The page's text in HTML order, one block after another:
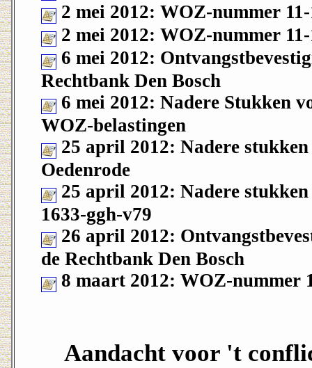
2 mei 2012: WOZ-nummer
2 mei 2012: WOZ-nummer
6 mei 2012:
Rechtbank Den Bosch
6 mei 2012: Nadere Stukken
WOZ-belastingen
25 april 2012: Nadere
Oedenrode
25 april 2012: Nadere
1633-ggh-v79
26 april 2012:
de Rechtbank Den Bosch
8 maart 2012: WOZ-nummer
Aandacht voor 't